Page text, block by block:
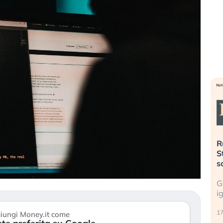
Money.it come
più
sta
2008?
dall’economia
ignorare il rischio geopolitico: il (…)